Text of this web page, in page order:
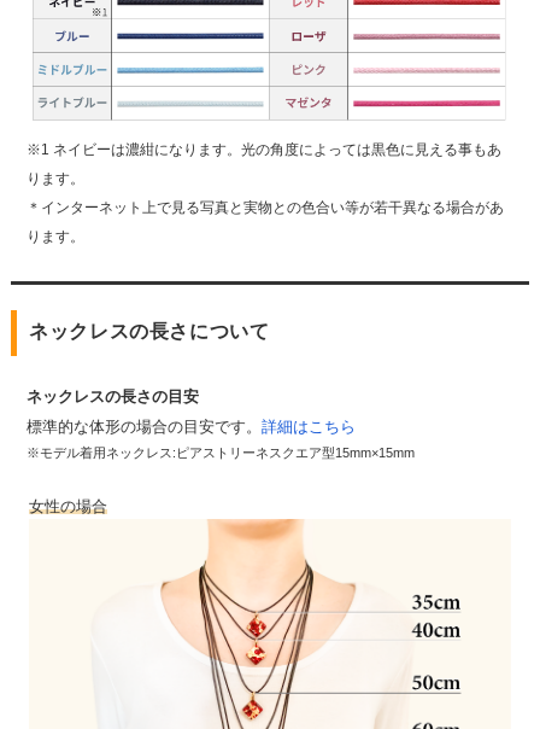
※1 ネイビーは濃紺になります。光の角度によっては黒色に見える事もあ
ります。
＊インターネット上で見る写真と実物との色合い等が若干異なる場合があ
ります。
ネックレスの長さについて
ネックレスの長さの目安
標準的な体形の場合の目安です。 詳細はこちら
※モデル着用ネックレス:ピアストリーネスクエア型15mm×15mm
女性の場合